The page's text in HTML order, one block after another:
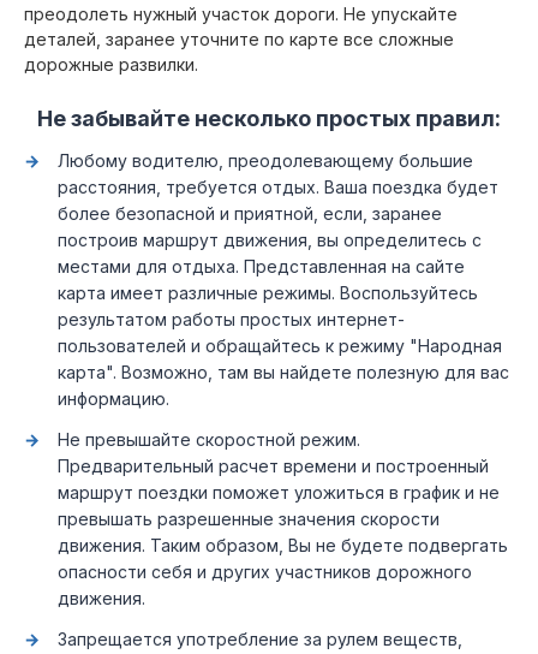
преодолеть нужный участок дороги. Не упускайте
деталей, заранее уточните по карте все сложные
дорожные развилки.
Не забывайте несколько простых правил:
Любому водителю, преодолевающему большие
расстояния, требуется отдых. Ваша поездка будет
более безопасной и приятной, если, заранее
построив маршрут движения, вы определитесь с
местами для отдыха. Представленная на сайте
карта имеет различные режимы. Воспользуйтесь
результатом работы простых интернет-
пользователей и обращайтесь к режиму "Народная
карта". Возможно, там вы найдете полезную для вас
информацию.
Не превышайте скоростной режим.
Предварительный расчет времени и построенный
маршрут поездки поможет уложиться в график и не
превышать разрешенные значения скорости
движения. Таким образом, Вы не будете подвергать
опасности себя и других участников дорожного
движения.
Запрещается употребление за рулем веществ,